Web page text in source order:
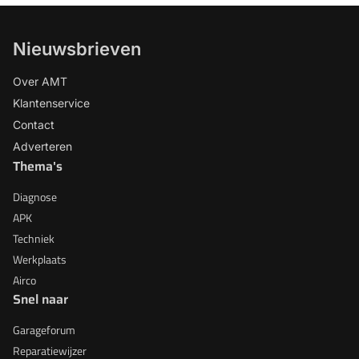
Nieuwsbrieven
Over AMT
Klantenservice
Contact
Adverteren
Thema's
Diagnose
APK
Techniek
Werkplaats
Airco
Snel naar
Garageforum
Reparatiewijzer